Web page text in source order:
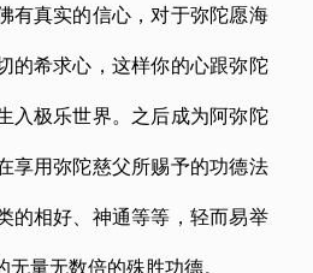
有真实的信心，对于弥陀愿海
的希求心，这样你的心跟弥陀
入极乐世界。之后成为阿弥陀
享用弥陀慈父所赐予的功德法
的相好、神通等等，轻而易举
量无数倍的殊胜功德。